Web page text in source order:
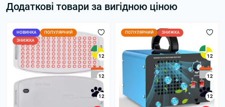
Додаткові товари за вигідною ціною
НОВИНКА
ПОПУЛЯРНИЙ
ЗНИЖКА
12
12
12
ПОПУЛЯРНИЙ ЗНИЖКА
12
12
12